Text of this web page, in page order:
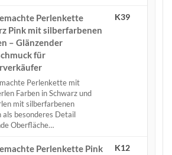
Perlenkette
Pink mit silberfarbenen
– Glänzender
für
Perlenkette mit
Farben in Schwarz und
mit silberfarbenen
als besonderes Detail
Oberfläche…
K39
Perlenkette Pink
K12